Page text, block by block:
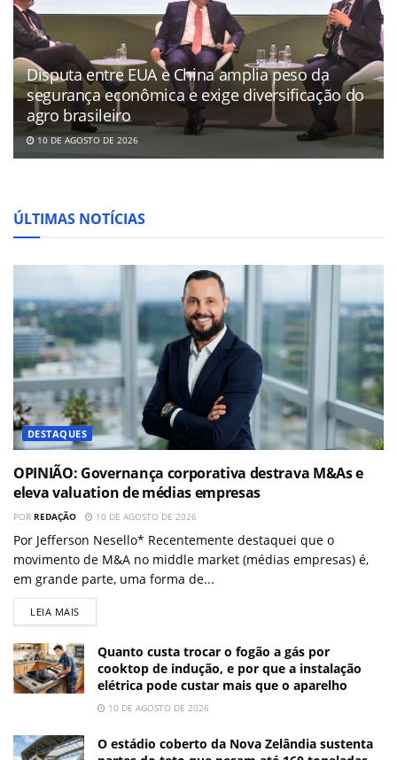
Disputa entre EUA e China amplia peso da
segurança econômica e exige diversificação do
agro brasileiro
10 DE AGOSTO DE 2026
ÚLTIMAS NOTÍCIAS
DESTAQUES
OPINIÃO: Governança corporativa destrava M&As e
eleva valuation de médias empresas
POR REDAÇÃO 10 DE AGOSTO DE 2026
Por Jefferson Nesello* Recentemente destaquei que o
movimento de M&A no middle market (médias empresas) é,
em grande parte, uma forma de...
LEIA MAIS
Quanto custa trocar o fogão a gás por
cooktop de indução, e por que a instalação
elétrica pode custar mais que o aparelho
10 DE AGOSTO DE 2026
O estádio coberto da Nova Zelândia sustenta